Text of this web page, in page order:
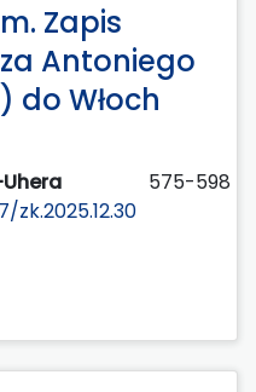
Zapis
Antoniego
do Włoch
575-598
zk.2025.12.30